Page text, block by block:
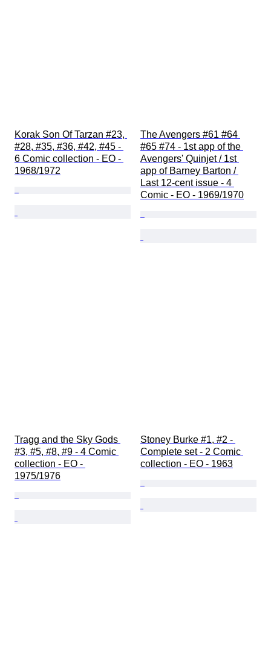
Korak Son Of Tarzan #23,
#28, #35, #36, #42, #45 -
6 Comic collection - EO -
1968/1972
The Avengers #61 #64
#65 #74 - 1st app of the
Avengers' Quinjet / 1st
app of Barney Barton /
Last 12-cent issue - 4
Comic - EO - 1969/1970
Tragg and the Sky Gods
#3, #5, #8, #9 - 4 Comic
collection - EO -
1975/1976
Stoney Burke #1, #2 -
Complete set - 2 Comic
collection - EO - 1963